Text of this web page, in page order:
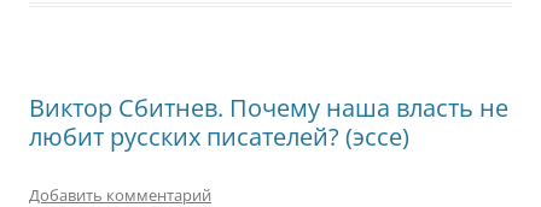
Виктор Сбитнев. Почему наша власть не
любит русских писателей? (эссе)
Добавить комментарий